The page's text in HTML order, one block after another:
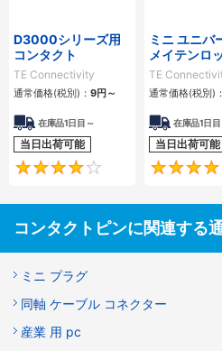
D3000シリーズ用
コンタクト
TE Connectivity
通常価格(税別)： 9円 ～
在庫品1日目～
当日出荷可能
3.8
ミニ ユニバ
メイテンロ
クタ
TE
通常価格(税別)：
在庫品1日
当日出荷可能
コンタクトピンに関連する
ミニ プラグ
同軸 ケーブル コネクター
産業 用 pc